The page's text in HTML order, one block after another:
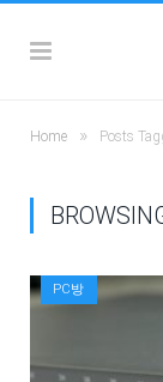
Home » Posts
PC방